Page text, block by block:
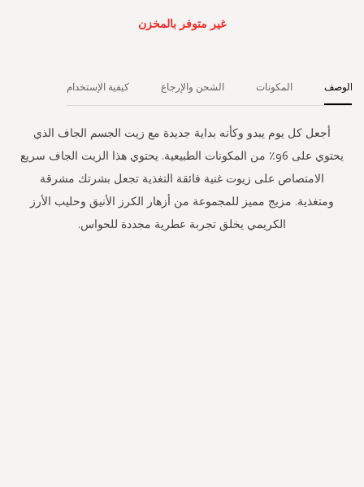
غير متوفر بالمخزن
الوصف
أجعل كل يوم يبدو وكأنه بداية جديدة مع زيت الجسم الجاف الذي
يحتوي على 96٪ من المكونات الطبيعية. يحتوي هذا الزيت الجاف سريع
الامتصاص على زيوت غنية فائقة التغذية تجعل بشرتك مشرقة
ومتغذية. مزيج مميز للمجموعة من أزهار الكرز الأنيق وحليب الأرز
الكريمي يخلق تجربة عطرية مجددة للحواس.
المكونات الشحن والإرجاع كيفية الإستخدام